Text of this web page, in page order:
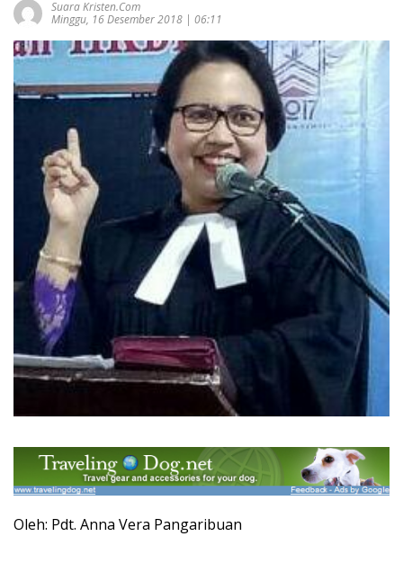
Suara Kristen.com
Minggu, 16 Desember 2018 | 06:11
Oleh: Pdt. Anna Vera Pangaribuan